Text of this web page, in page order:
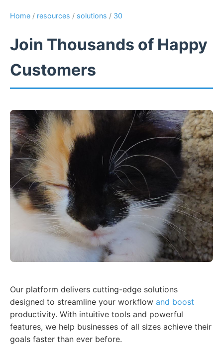
Home / resources / solutions / 30
Join Thousands of Happy
Customers
Our platform delivers cutting-edge solutions
designed to streamline your workflow and boost
productivity. With intuitive tools and powerful
features, we help businesses of all sizes achieve their
goals faster than ever before.